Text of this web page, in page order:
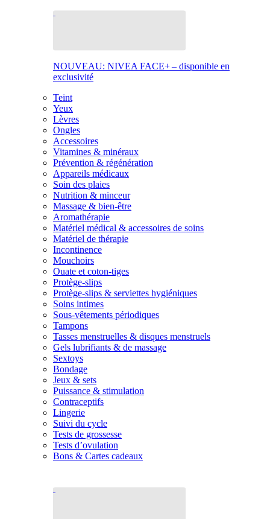
NOUVEAU: NIVEA FACE+ – disponible en
exclusivité
Teint
Yeux
Lèvres
Ongles
Accessoires
Vitamines & minéraux
Prévention & régénération
Appareils médicaux
Soin des plaies
Nutrition & minceur
Massage & bien-être
Aromathérapie
Matériel médical & accessoires de soins
Matériel de thérapie
Incontinence
Mouchoirs
Ouate et coton-tiges
Protège-slips
Protège-slips & serviettes hygiéniques
Soins intimes
Sous-vêtements périodiques
Tampons
Tasses menstruelles & disques menstruels
Gels lubrifiants & de massage
Sextoys
Bondage
Jeux & sets
Puissance & stimulation
Contraceptifs
Lingerie
Suivi du cycle
Tests de grossesse
Tests d’ovulation
Bons & Cartes cadeaux